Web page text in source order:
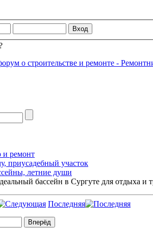
и ремонт
приусадебный участок
летние души
бассейн в Сургуте для отдыха и
Последняя